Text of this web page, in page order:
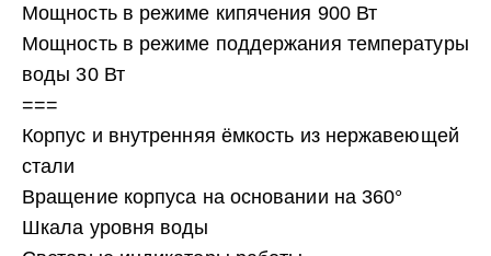
Мощность в режиме кипячения 900 Вт
Мощность в режиме поддержания температуры
воды 30 Вт
===
Корпус и внутренняя ёмкость из нержавеющей
стали
Вращение корпуса на основании на 360°
Шкала уровня воды